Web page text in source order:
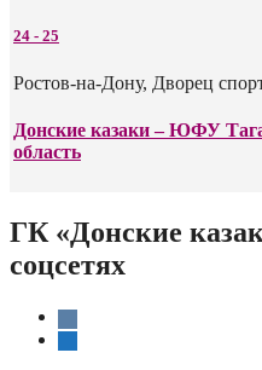
24 - 25
Ростов-на-Дону, Дворец
Донские казаки – ЮФУ
область
ГК «Донские
соцсетях
vkontakte
telegram